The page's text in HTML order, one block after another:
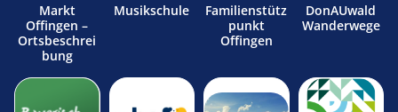
Markt
Offingen –
Ortsbeschrei
bung
Musikschule
Familienstütz
punkt
Offingen
DonAUwald
Wanderwege